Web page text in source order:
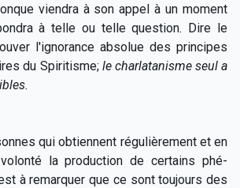
viendra à son appel à un moment
à telle ou telle question. Dire le
l'ignorance absolue des principes
du Spiritisme; le charlatanisme seul a
qui obtiennent régulièrement et en
la production de certains phé-
à remarquer que ce sont toujours des